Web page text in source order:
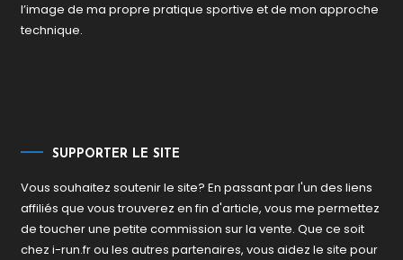
l’image de ma propre pratique sportive et de mon approche
technique.
SUPPORTER LE SITE
Vous souhaitez soutenir le site? En passant par l'un des liens
affiliés que vous trouverez en fin d'article, vous me permettez
de toucher une petite commission sur la vente. Que ce soit
chez i-run.fr ou les autres partenaires, vous aidez le site pour